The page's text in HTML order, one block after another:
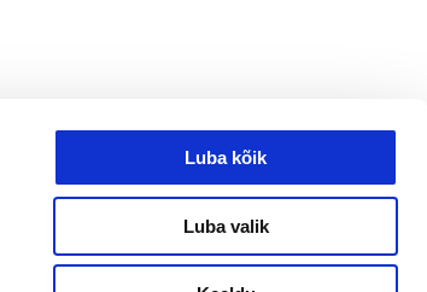
Luba kõik
Luba valik